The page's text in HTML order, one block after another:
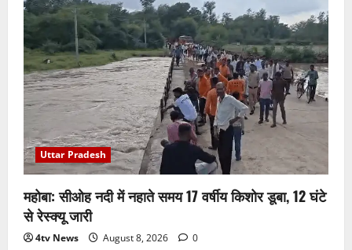
Uttar Pradesh
महोबा: सीओह नदी में नहाते समय 17 वर्षीय किशोर डूबा, 12 घंटे
से रेस्क्यू जारी
4tv News August 8, 2026 0